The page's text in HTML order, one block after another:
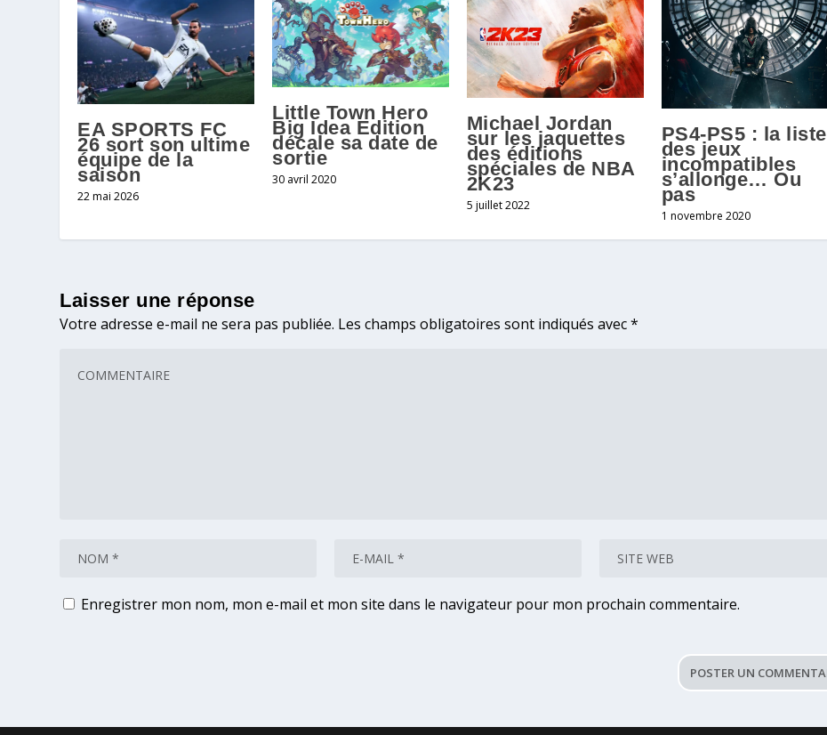
EA SPORTS FC
26 sort son ultime
équipe de la
saison
22 mai 2026
Little Town Hero
Big Idea Edition
décale sa date de
sortie
30 avril 2020
Michael Jordan
sur les jaquettes
des éditions
spéciales de NBA
2K23
5 juillet 2022
PS4-PS5 : la liste
des jeux
incompatibles
s’allonge… Ou
pas
1 novembre 2020
Laisser une réponse
Votre adresse e-mail ne sera pas publiée. Les champs obligatoires sont indiqués avec*
Enregistrer mon nom, mon e-mail et mon site dans le navigateur pour mon prochain commentaire.